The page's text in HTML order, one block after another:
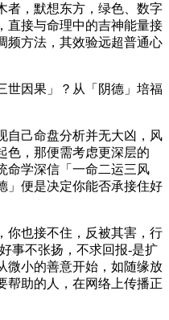
者，默想东方，绿色、数字
直接与命理中的吉神能量接
频方法，其效验远超普通心
世因果」？从「阴德」培福
自己命盘分析并无大凶，风
色，那便需考虑更深层的
命学深信「一命二运三风
」便是决定你能否承接住好
你也接不住，反被其害，行
事不张扬，不求回报-是扩
微小的善意开始，如随缘放
帮助的人，在网络上传播正